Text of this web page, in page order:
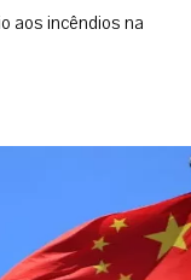
aos incêndios na